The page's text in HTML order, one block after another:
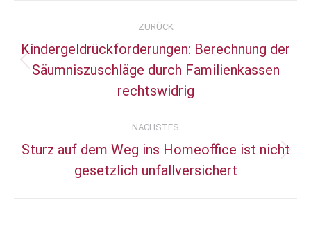
Kommentarnavigation
ZURÜCK
Vorheriger
Beitrag:
Kindergeldrückforderungen: Berechnung der
Säumniszuschläge durch Familienkassen
rechtswidrig
NÄCHSTES
Sturz auf dem Weg ins Homeoffice ist nicht
gesetzlich unfallversichert